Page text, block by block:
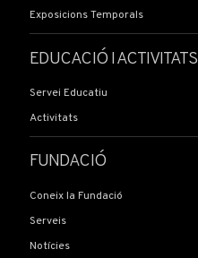
Exposicions Temporals
EDUCACIÓ I ACTIVITATS
Servei Educatiu
Activitats
FUNDACIÓ
Coneix la Fundació
Serveis
Notícies